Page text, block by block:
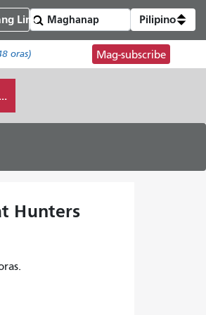
Link Pilipino
oras) Mag-subscribe
Hunters